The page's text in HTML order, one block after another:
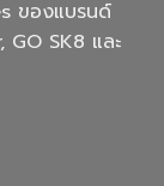
ของแบรนด์
SK8 และ